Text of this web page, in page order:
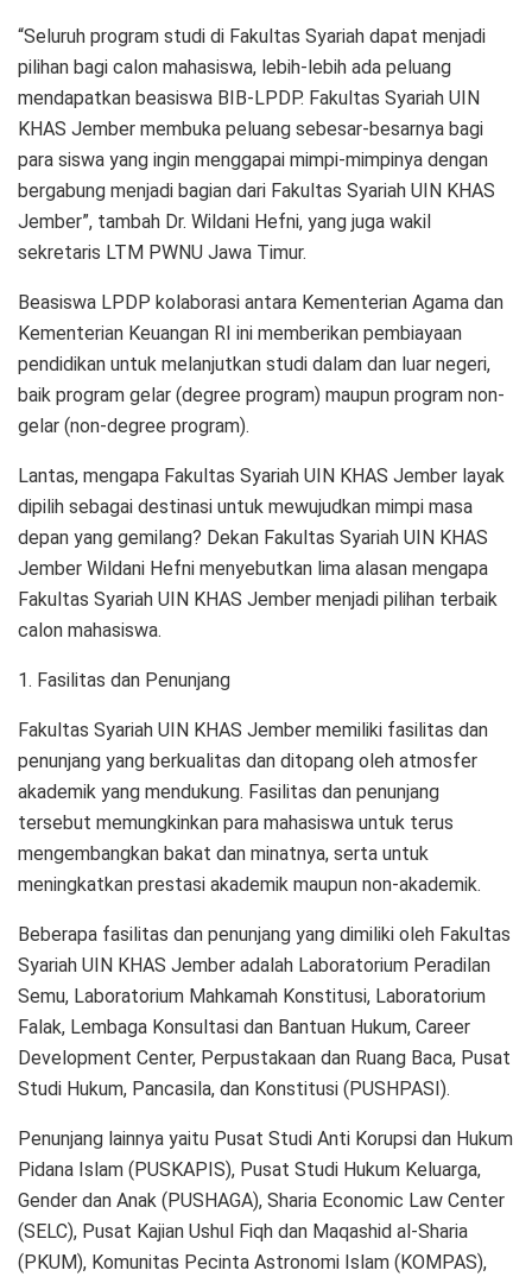
“Seluruh program studi di Fakultas Syariah dapat menjadi
pilihan bagi calon mahasiswa, lebih-lebih ada peluang
mendapatkan beasiswa BIB-LPDP. Fakultas Syariah UIN
KHAS Jember membuka peluang sebesar-besarnya bagi
para siswa yang ingin menggapai mimpi-mimpinya dengan
bergabung menjadi bagian dari Fakultas Syariah UIN KHAS
Jember”, tambah Dr. Wildani Hefni, yang juga wakil
sekretaris LTM PWNU Jawa Timur.
Beasiswa LPDP kolaborasi antara Kementerian Agama dan
Kementerian Keuangan RI ini memberikan pembiayaan
pendidikan untuk melanjutkan studi dalam dan luar negeri,
baik program gelar (degree program) maupun program non-
gelar (non-degree program).
Lantas, mengapa Fakultas Syariah UIN KHAS Jember layak
dipilih sebagai destinasi untuk mewujudkan mimpi masa
depan yang gemilang? Dekan Fakultas Syariah UIN KHAS
Jember Wildani Hefni menyebutkan lima alasan mengapa
Fakultas Syariah UIN KHAS Jember menjadi pilihan terbaik
calon mahasiswa.
1. Fasilitas dan Penunjang
Fakultas Syariah UIN KHAS Jember memiliki fasilitas dan
penunjang yang berkualitas dan ditopang oleh atmosfer
akademik yang mendukung. Fasilitas dan penunjang
tersebut memungkinkan para mahasiswa untuk terus
mengembangkan bakat dan minatnya, serta untuk
meningkatkan prestasi akademik maupun non-akademik.
Beberapa fasilitas dan penunjang yang dimiliki oleh Fakultas
Syariah UIN KHAS Jember adalah Laboratorium Peradilan
Semu, Laboratorium Mahkamah Konstitusi, Laboratorium
Falak, Lembaga Konsultasi dan Bantuan Hukum, Career
Development Center, Perpustakaan dan Ruang Baca, Pusat
Studi Hukum, Pancasila, dan Konstitusi (PUSHPASI).
Penunjang lainnya yaitu Pusat Studi Anti Korupsi dan Hukum
Pidana Islam (PUSKAPIS), Pusat Studi Hukum Keluarga,
Gender dan Anak (PUSHAGA), Sharia Economic Law Center
(SELC), Pusat Kajian Ushul Fiqh dan Maqashid al-Sharia
(PKUM), Komunitas Pecinta Astronomi Islam (KOMPAS),